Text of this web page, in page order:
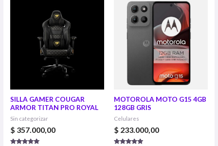
SILLA GAMER COUGAR
ARMOR TITAN PRO ROYAL
Sin categorizar
$ 357.000,00
MOTOROLA MOTO G15 4GB
128GB GRIS
Celulares
$ 233.000,00